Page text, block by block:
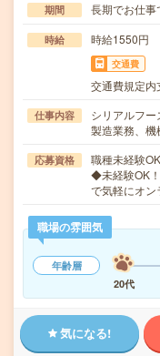
期間 長期でお仕事
時給 時給1550円
交通費
交通費規定内
仕事内容
シリアルフ
製造業務、
応募資格
職種未経験
◆未経験OK
で気軽にオ
職場の雰囲気
年齢層
20代
気になる!